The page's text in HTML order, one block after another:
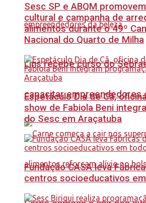
Lins recebe curso do
capacitar empreendedores
Sesc SP e ABQM
cultural e campanha de
alimentos durante o 49º
Nacional do Quarto de Milha
Espetáculo Dia de Cã,
show de Fabiola Beni
do Sesc em Araçatuba
Fundação CASA leva
centros socioeducativos